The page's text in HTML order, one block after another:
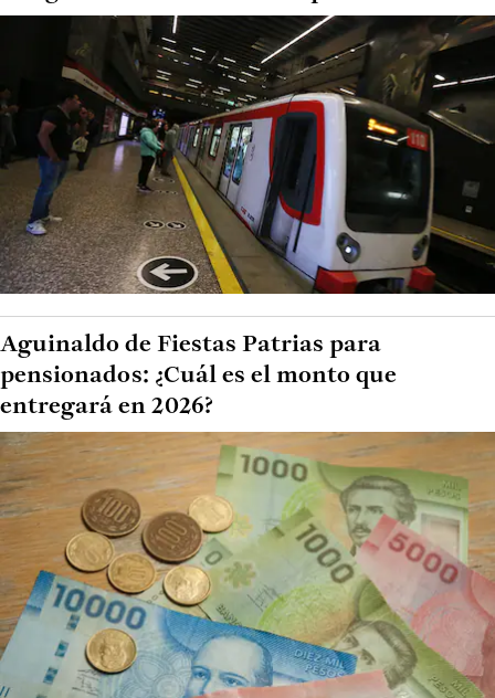
Aguinaldo de Fiestas Patrias para
pensionados: ¿Cuál es el monto que
entregará en 2026?